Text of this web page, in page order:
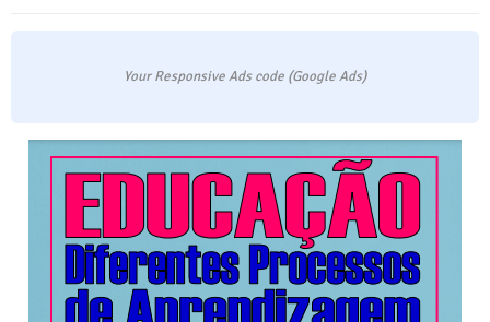
Your Responsive Ads code (Google Ads)